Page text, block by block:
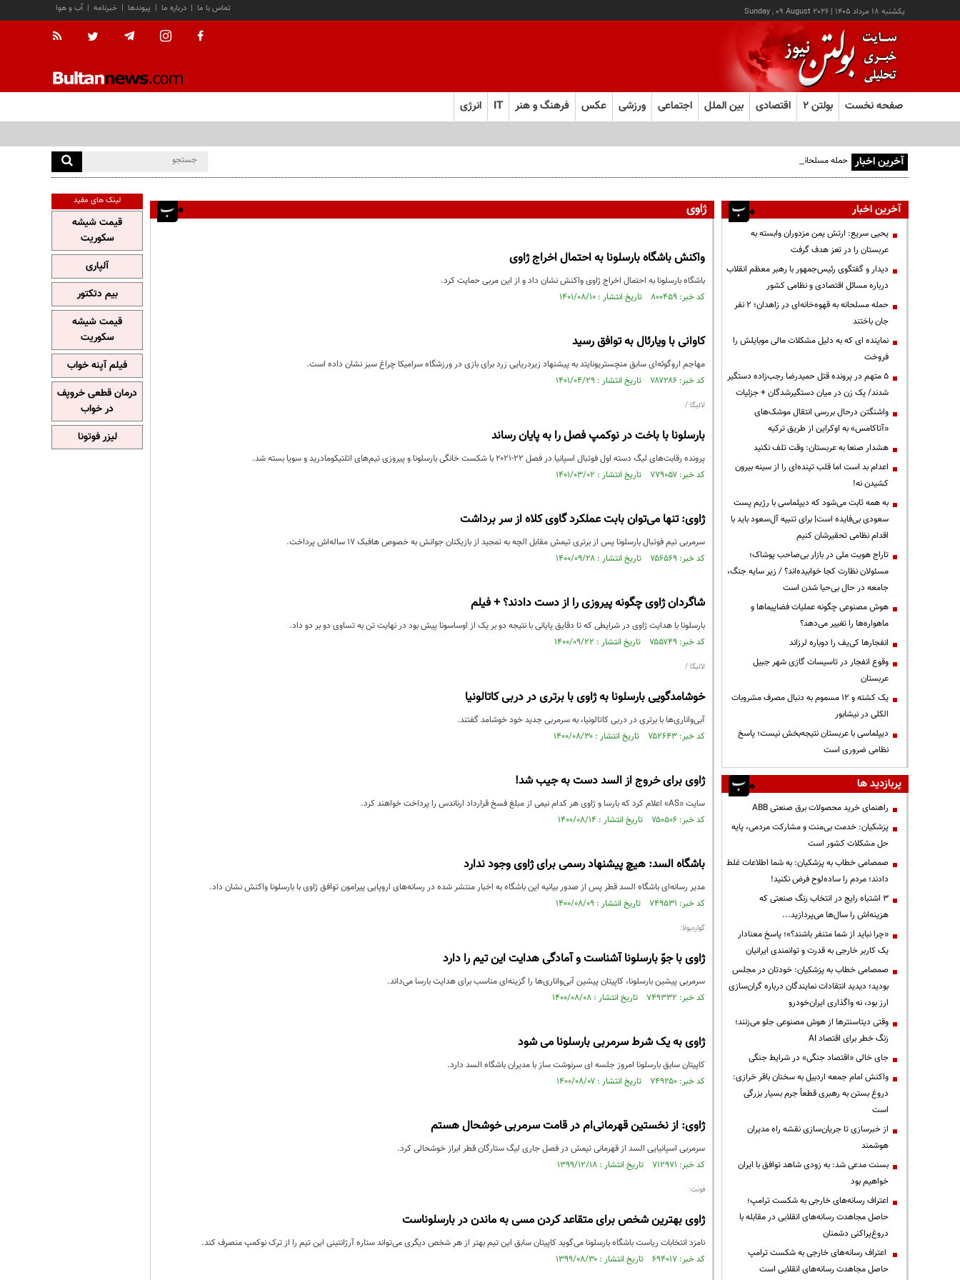
يکشنبه ۱۸ مرداد ۱۴۰۵ |
Sunday , 09 August 2026 آب و هوا | خبرنامه | پیوندها | درباره ما | تماس با ما
صفحه نخست بولتن ۲ اقتصادی بین الملل اجتماعی ورزشی عکس فرهنگ و هنر IT انرژی
آخرین اخبار حمله مسلحانه به قهوه‌خانه‌ای در زاهدان؛ ۲ نفر جان باختند
ژاوی
واکنش باشگاه بارسلونا به احتمال اخراج ژاوی
باشگاه بارسلونا به احتمال اخراج ژاوی واکنش نشان داد و از این مربی حمایت کرد.
کد خبر: ۸۰۰۴۵۹ تاریخ انتشار : ۱۴۰۱/۰۸/۱۰
کاوانی با ویارئال به توافق رسید
مهاجم اروگوئه‌ای سابق منچستریونایتد به پیشنهاد زیردریایی زرد برای بازی در ورزشگاه سرامیکا چراغ سبز نشان داده است.
کد خبر: ۷۸۷۲۸۶ تاریخ انتشار : ۱۴۰۱/۰۴/۲۹
لالیگا /
بارسلونا با باخت در نوکمپ فصل را به پایان رساند
پرونده رقابت‌های لیگ دسته اول فوتبال اسپانیا در فصل ۲۲-۲۰۲۱ با شکست خانگی بارسلونا و پیروزی تیم‌‌های اتلتیکومادرید و سویا بسته شد.
کد خبر: ۷۷۹۰۵۷ تاریخ انتشار : ۱۴۰۱/۰۳/۰۲
ژاوی: تنها می‌توان بابت عملکرد گاوی کلاه از سر برداشت
سرمربی تیم فوتبال بارسلونا پس از برتری تیمش مقابل الچه به تمجید از بازیکنان جوانش به خصوص هافبک ۱۷ ساله‌اش پرداخت.
کد خبر: ۷۵۶۵۶۹ تاریخ انتشار : ۱۴۰۰/۰۹/۲۸
شاگردان ژاوی چگونه پیروزی را از دست دادند؟ + فیلم
بارسلونا با هدایت ژاوی در شرایطی که تا دقایق پایانی با نتیجه دو بر یک از اوساسونا پیش بود در نهایت تن به تساوی دو بر دو داد.
کد خبر: ۷۵۵۷۴۹ تاریخ انتشار : ۱۴۰۰/۰۹/۲۲
لالیگا /
خوشامدگویی بارسلونا به ژاوی با برتری در دربی کاتالونیا
آبی‌واناری‌ها با برتری در دربی کاتالونیا، به سرمربی جدید خود خوشامد گفتند.
کد خبر: ۷۵۲۶۴۳ تاریخ انتشار : ۱۴۰۰/۰۸/۳۰
ژاوی برای خروج از السد دست به جیب شد!
سایت «AS» اعلام کرد که بارسا و ژاوی هر کدام نیمی از مبلغ فسخ قرارداد ارناندس را پرداخت خواهند کرد.
کد خبر: ۷۵۰۵۰۶ تاریخ انتشار : ۱۴۰۰/۰۸/۱۴
باشگاه السد: هیچ پیشنهاد رسمی برای ژاوی وجود ندارد
مدیر رسانه‌ای باشگاه السد قطر پس از صدور بیانیه این باشگاه به اخبار منتشر شده در رسانه‌های اروپایی پیرامون توافق ژاوی با بارسلونا واکنش نشان داد.
کد خبر: ۷۴۹۵۳۱ تاریخ انتشار : ۱۴۰۰/۰۸/۰۹
گواردیولا:
ژاوی با جوّ بارسلونا آشناست و آمادگی هدایت این تیم را دارد
سرمربی پیشین بارسلونا، کاپیتان پیشین آبی‌واناری‌ها را گزینه‌ای مناسب برای هدایت بارسا می‌داند.
کد خبر: ۷۴۹۳۳۲ تاریخ انتشار : ۱۴۰۰/۰۸/۰۸
ژاوی به یک شرط سرمربی بارسلونا می شود
کاپیتان سابق بارسلونا امروز جلسه ای سرنوشت ساز با مدیران باشگاه السد دارد.
کد خبر: ۷۴۹۲۵۰ تاریخ انتشار : ۱۴۰۰/۰۸/۰۷
ژاوی: از نخستین قهرمانی‌ام در قامت سرمربی خوشحال هستم
سرمربی اسپانیایی السد از قهرمانی تیمش در فصل جاری لیگ ستارگان قطر ابراز خوشحالی کرد.
کد خبر: ۷۱۲۹۷۱ تاریخ انتشار : ۱۳۹۹/۱۲/۱۸
فونت:
ژاوی بهترین شخص برای متقاعد کردن مسی به ماندن در بارسلوناست
نامزد انتخابات ریاست باشگاه بارسلونا می‌گوید کاپیتان سابق این تیم بهتر از هر شخص دیگری می‌تواند ستاره آرژانتینی این تیم را از ترک نوکمپ منصرف کند.
کد خبر: ۶۹۴۰۱۷ تاریخ انتشار : ۱۳۹۹/۰۸/۳۰
آخرین اخبار
یحیی سریع: ارتش یمن مزدوران وابسته به
عربستان را در تعز هدف گرفت
دیدار و گفتگوی رئیس‌جمهور با رهبر معظم انقلاب
درباره مسائل اقتصادی و نظامی کشور
حمله مسلحانه به قهوه‌خانه‌ای در زاهدان؛ ۲ نفر
جان باختند
نماینده ای که به دلیل مشکلات مالی موبایلش را
فروخت
۵ متهم در پرونده قتل حمیدرضا رجب‌زاده دستگیر
شدند/ یک زن در میان دستگیرشدگان + جزئیات
واشنگتن درحال بررسی انتقال موشک‌های
«آتاکامس» به اوکراین از طریق ترکیه
هشدار صنعا به عربستان: وقت تلف نکنید
اعدام بد است اما قلب تپنده‌ای را از سینه بیرون
کشیدن نه!
به همه ثابت می‌شود که دیپلماسی با رژیم پست
سعودی بی‌فایده است| برای تنبیه آل‌سعود باید با
اقدام نظامی تحقیرشان کنیم
تاراج هویت ملی در بازار بی‌صاحب پوشاک؛
مسئولان نظارت کجا خوابیده‌اند؟ / زیر سایه جنگ،
جامعه در حال بی‌حیا شدن است
هوش مصنوعی چگونه عملیات فضاپیماها و
ماهواره‌ها را تغییر می‌دهد؟
انفجارها کی‌یف را دوباره لرزاند
وقوع انفجار در تاسیسات گازی شهر جبیل
عربستان
یک کشته و ۱۲ مسموم به دنبال مصرف مشروبات
الکلی در نیشابور
دیپلماسی با عربستان نتیجه‌بخش نیست؛ پاسخ
نظامی ضروری است
پربازدید ها
راهنمای خرید محصولات برق صنعتی ABB
پزشکیان: خدمت بی‌منت و مشارکت مردمی، پایه
حل مشکلات کشور است
صمصامی خطاب به پزشکیان: به شما اطلاعات غلط
دادند؛ مردم را ساده‌لوح فرض نکنید!
3 اشتباه رایج در انتخاب رنگ صنعتی که
هزینه‌اش را سال‌ها می‌پردازید...
«چرا نباید از شما متنفر باشند؟»؛ پاسخ معنادار
یک کاربر خارجی به قدرت و توانمندی ایرانیان
صمصامی خطاب به پزشکیان: خودتان در مجلس
بودید؛ دیدید انتقادات نمایندگان درباره گران‌سازی
ارز بود، نه واگذاری ایران‌خودرو
وقتی دیتاسنترها از هوش مصنوعی جلو می‌زنند؛
زنگ خطر برای اقتصاد AI
جای خالی «اقتصاد جنگی» در شرایط جنگی
واکنش امام جمعه اردبیل به سخنان باقر خرازی:
دروغ بستن به رهبری قطعاً جرم بسیار بزرگی
است
از خبرسازی تا جریان‌سازی نقشه راه مدیران
هوشمند
بسنت مدعی شد: به زودی شاهد توافق با ایران
خواهیم بود
اعتراف رسانه‌های خارجی به شکست ترامپ؛
حاصل مجاهدت رسانه‌های انقلابی در مقابله با
دروغ‌پراکنی دشمنان
اعتراف رسانه‌های خارجی به شکست ترامپ
حاصل مجاهدت رسانه‌های انقلابی است
لینک های مفید
قیمت شیشه
سکوریت
آلپاری
بیم دتکتور
قیمت شیشه
سکوریت
فیلم آپنه خواب
درمان قطعی خروپف
در خواب
لیزر فوتونا